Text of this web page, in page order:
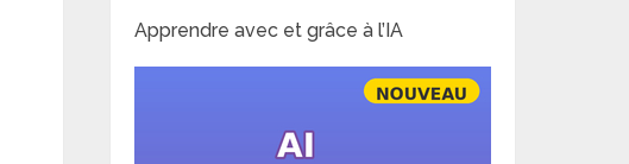
Apprendre avec et grâce à l’IA